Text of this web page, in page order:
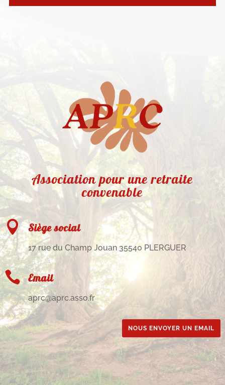
Association pour une retraite
convenable
 Siège social
17 rue du Champ Jouan 35540 PLERGUER
 Email
aprc@aprc.asso.fr
NOUS ENVOYER UN EMAIL